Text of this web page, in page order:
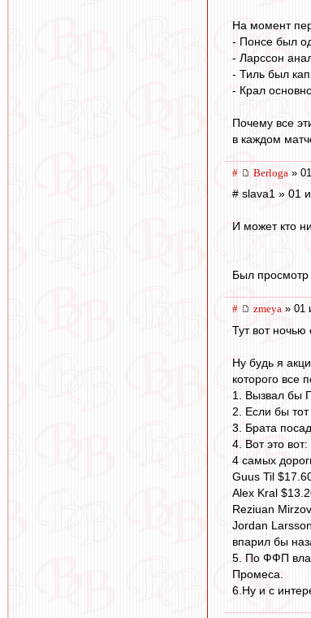
На момент
- Понсе был
- Ларссон
- Тиль был
- Крал
Почему все
в каждом
# Berloga »
# slava1 » 01
И может кто
Был
# zmeya » 01
Тут вот
Ну будь я
которого все
1. Вызвал бы
2. Если бы
3. Брата
4. Вот это вот:
4 самых
Guus Til
Alex Kral
Reziuan
Jordan
впарил бы
5. По ФФП
Промеса.
6.Ну и с